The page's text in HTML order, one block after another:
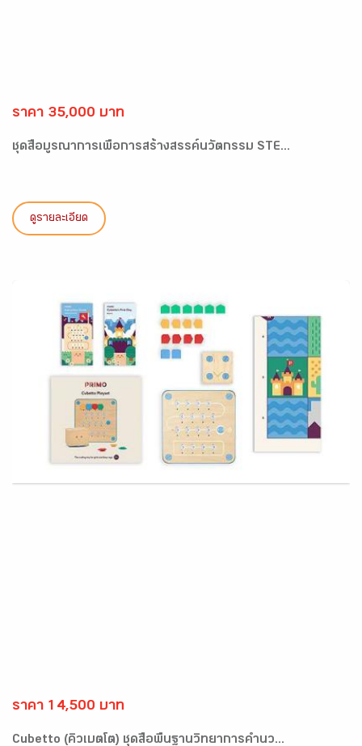
ราคา 35,000 บาท
ชุดสื่อบูรณาการเพื่อการสร้างสรรค์นวัตกรรม STE...
ดูรายละเอียด
ราคา 14,500 บาท
Cubetto (คิวเบตโต) ชุดสื่อพื้นฐานวิทยาการคำนว...